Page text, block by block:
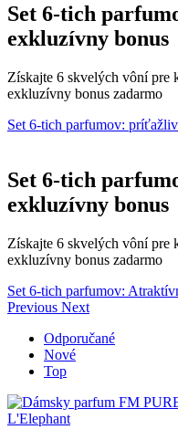
Set 6-tich
exkluzívny bonus
Získajte 6 skvelých vôní pre
exkluzívny bonus zadarmo
Set 6-tich parfumov:
Set 6-tich
exkluzívny bonus
Získajte 6 skvelých vôní pre
exkluzívny bonus zadarmo
Set 6-tich parfumov:
Previous Next
Odporučané
Nové
Top